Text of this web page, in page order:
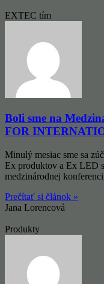
EXTEC tím
Boli sme na
FOR
Minulý mesiac sme sa
Ex produktov a Ex LED
medzinárodnej
Prečítať si článok »
Jana Lorencová
Produkty